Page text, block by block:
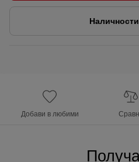
Добави в любими